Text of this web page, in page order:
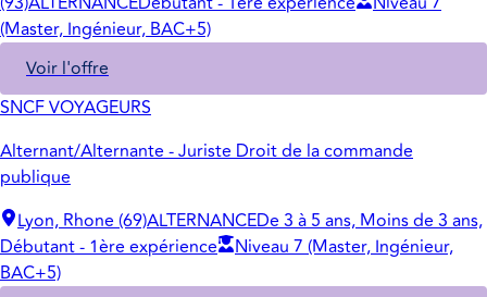
(Master, Ingénieur, BAC+5)
Voir l'offre
SNCF VOYAGEURS
Alternant/Alternante - Juriste Droit de la commande
publique
Lyon, Rhone (69)ALTERNANCEDe 3 à 5 ans, Moins de 3 ans,
Débutant - 1ère expérience
Niveau 7 (Master, Ingénieur,
BAC+5)